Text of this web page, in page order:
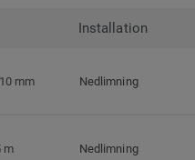
Installation
mm Nedlimning
m Nedlimning